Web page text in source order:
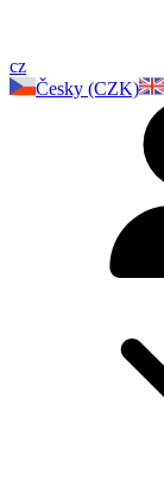
cz
Česky (CZK)